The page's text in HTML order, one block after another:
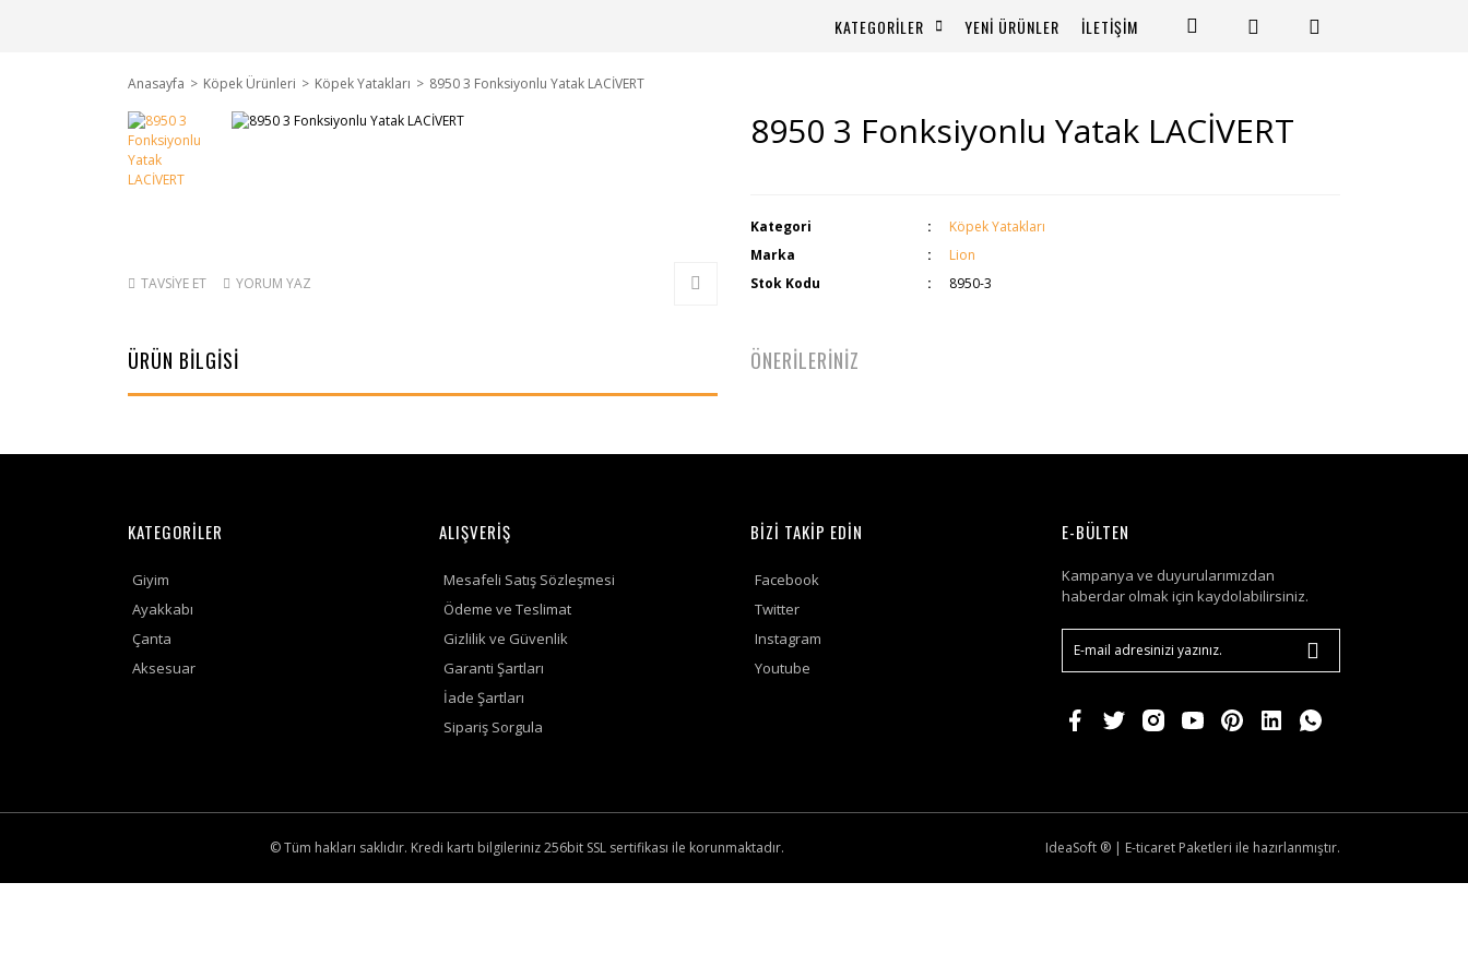
KATEGORİLER YENİ ÜRÜNLER İLETİŞİM
Anasayfa Köpek Ürünleri Köpek Yatakları 8950 3 Fonksiyonlu Yatak LACİVERT
TAVSİYE ET YORUM YAZ
8950 3 Fonksiyonlu Yatak LACİVERT
Kategori
Köpek Yatakları
Marka
Lion
Stok Kodu
8950-3
ÜRÜN BİLGİSİ ÖNERİLERİNİZ
KATEGORİLER
Giyim
Ayakkabı
Çanta
Aksesuar
ALIŞVERİŞ
Mesafeli Satış Sözleşmesi
Ödeme ve Teslimat
Gizlilik ve Güvenlik
Garanti Şartları
İade Şartları
Sipariş Sorgula
BİZİ TAKİP EDİN
Facebook
Twitter
Instagram
Youtube
E-BÜLTEN
Kampanya ve duyurularımızdan
haberdar olmak için kaydolabilirsiniz.
© Tüm hakları saklıdır. Kredi kartı bilgileriniz 256bit SSL sertifikası ile korunmaktadır. IdeaSoft ® | E-ticaret Paketleri ile hazırlanmıştır.